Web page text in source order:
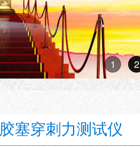
1 2
胶塞穿刺力测试仪